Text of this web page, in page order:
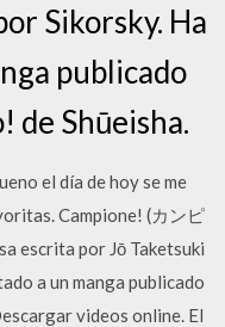
Sikorsky. Ha
publicado
de Shūeisha.
el día de hoy se me
Campione! (カンピ
escrita por Jō Taketsuki
a un manga publicado
videos online. El